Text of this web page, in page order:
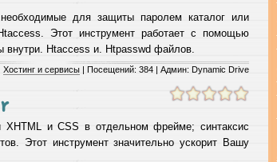
для защиты паролем каталог или
Этот инструмент работает с помощью
Htaccess и. Htpasswd файлов.
Хостинг и сервисы | Посещений: 384 | Админ: Dynamic Drive
XHTML и CSS в отдельном фрейме; синтаксис
Этот инструмент значительно ускорит Вашу